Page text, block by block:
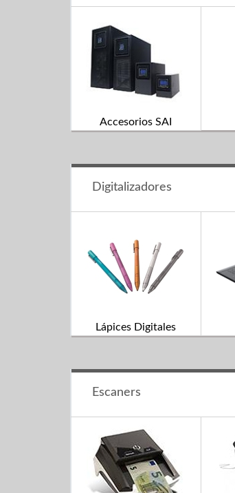
Accesorios SAI
Digitalizadores
Lápices Digitales
Escaners